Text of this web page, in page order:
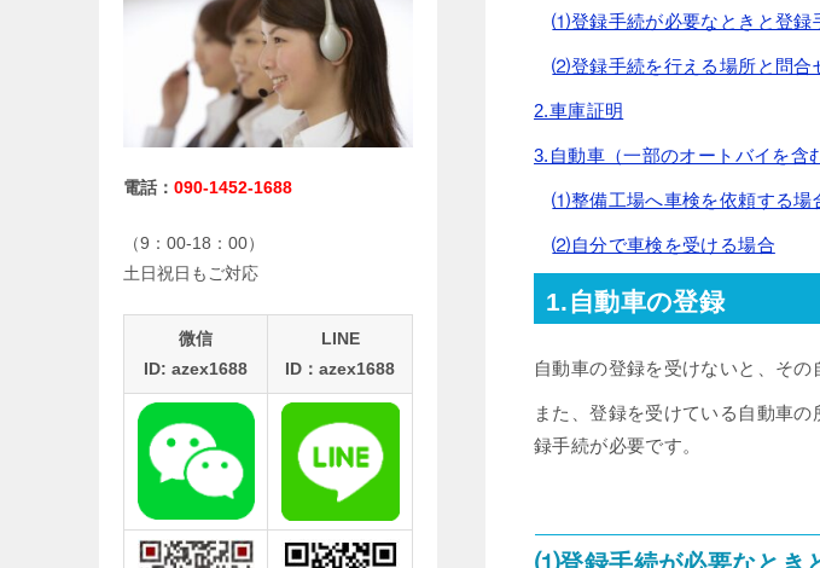
⑴登録手続が必要なときと登録
⑵登録手続を行える場所と問合
2.車庫証明
3.自動車（一部のオートバイを含
⑴整備工場へ車検を依頼する場
⑵自分で車検を受ける場合
1.自動車の登録
自動車の登録を受けないと、その
また、登録を受けている自動車
録手続が必要です。
電話： 090-1452-1688
（9：00-18：00）
土日祝日もご対応
微信
ID: azex1688
LINE
ID：azex1688